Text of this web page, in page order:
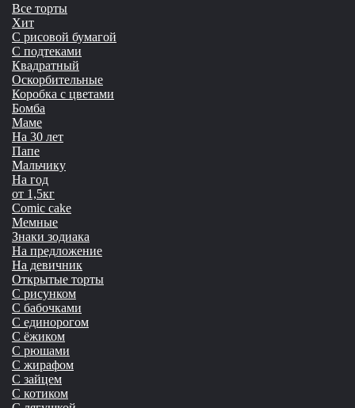
Все торты
Хит
С рисовой бумагой
С подтеками
Квадратный
Оскорбительные
Коробка с цветами
Бомба
Маме
На 30 лет
Папе
Мальчику
На год
от 1,5кг
Сomic cake
Мемные
Знаки зодиака
На предложение
На девичник
Открытые торты
С рисунком
С бабочками
С единорогом
С ёжиком
С рюшами
С жирафом
С зайцем
С котиком